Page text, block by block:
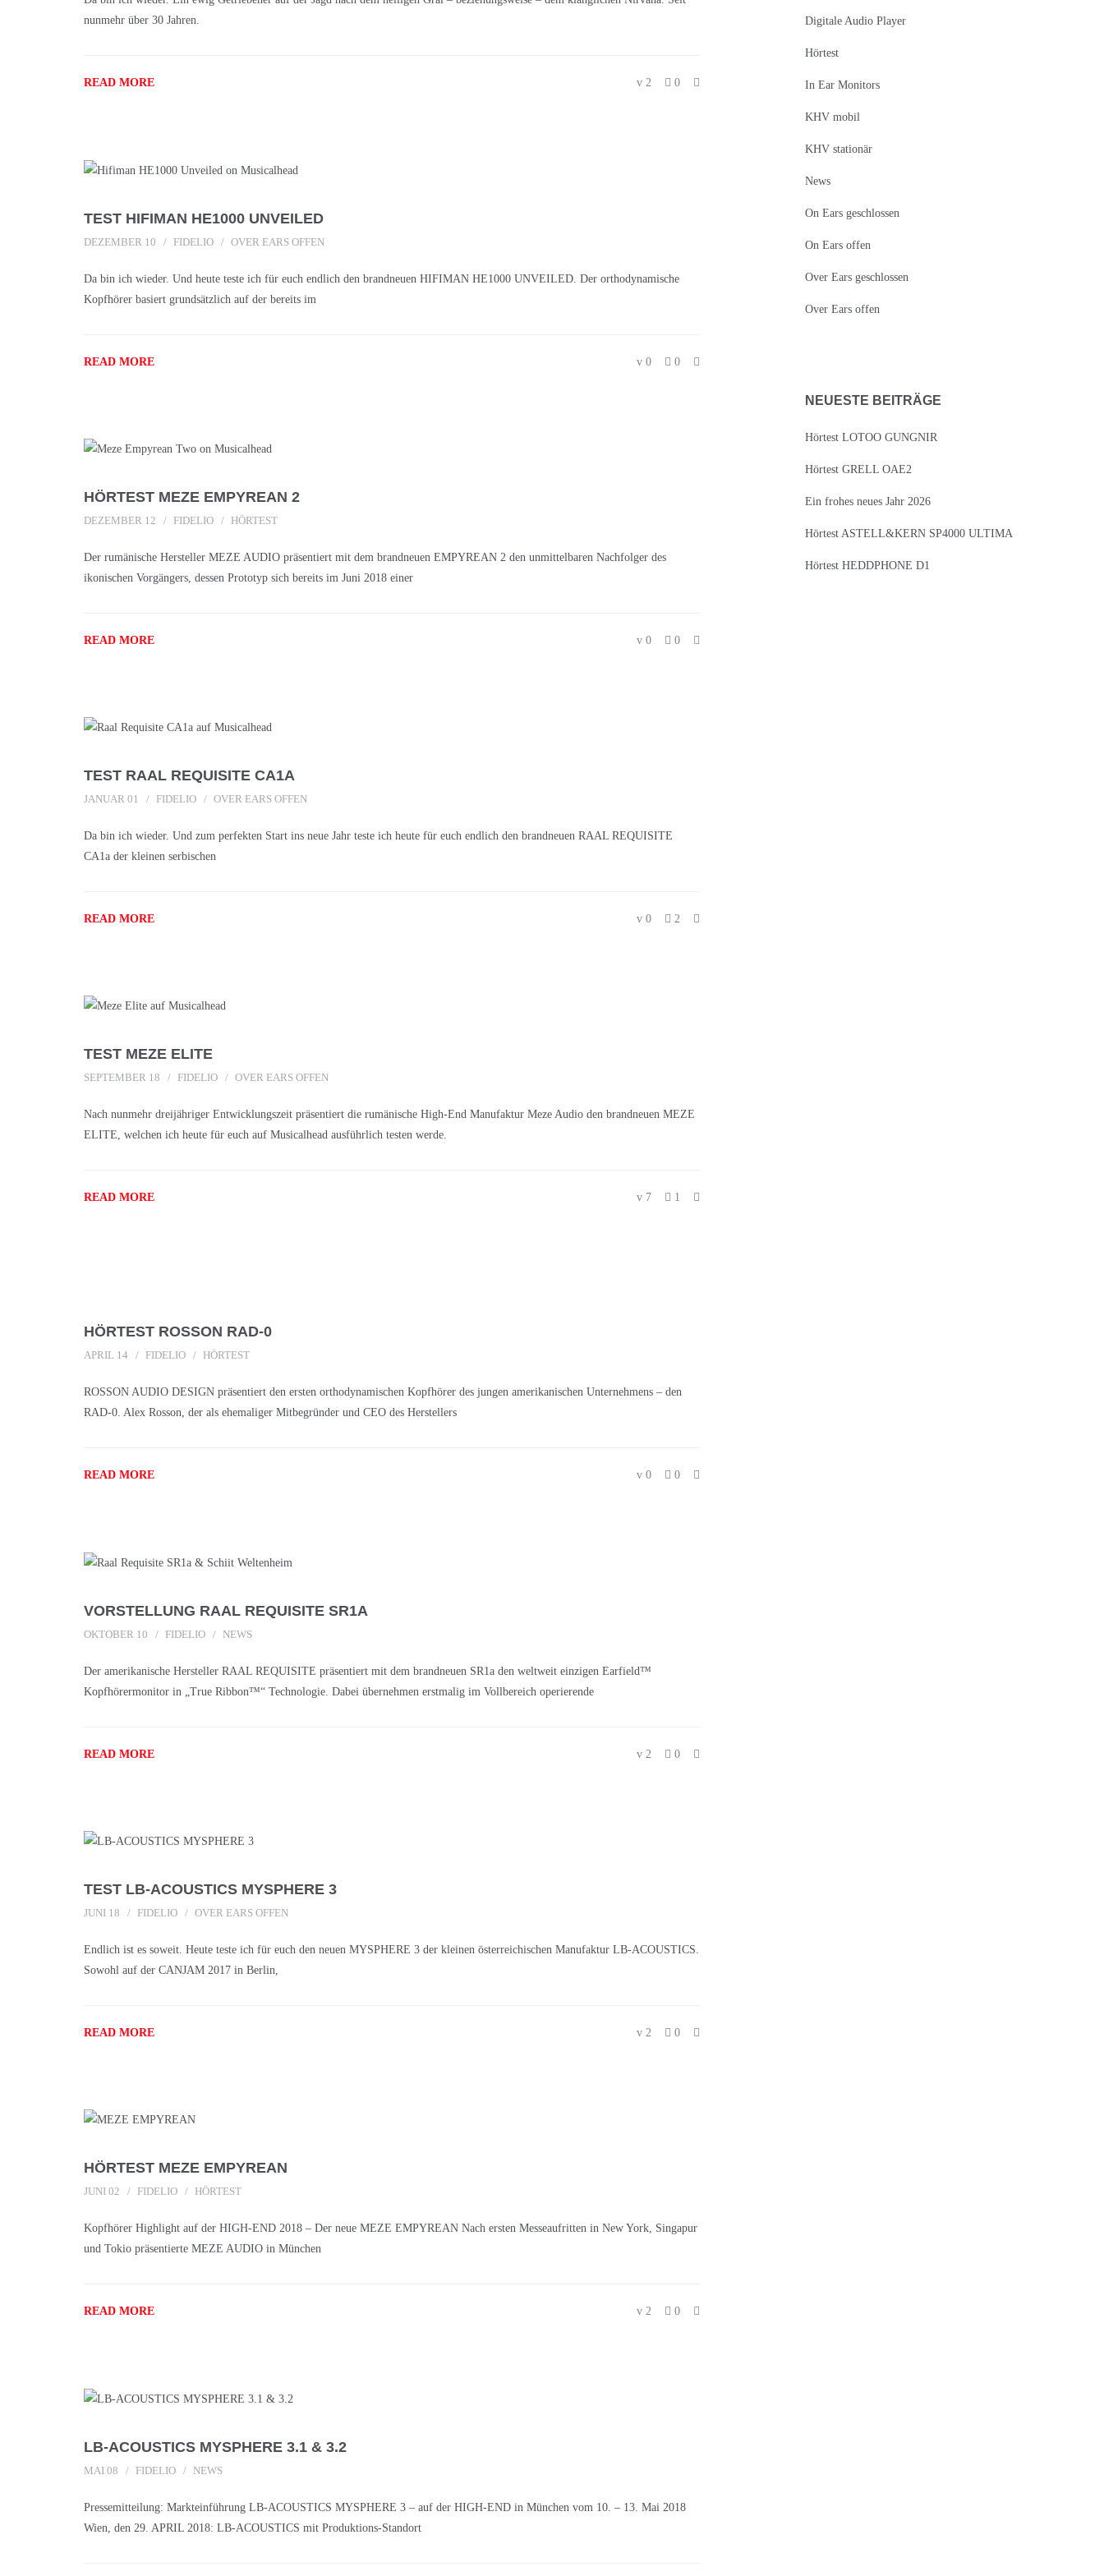
nunmehr über 30 Jahren.
READ MORE 2 0
TEST HIFIMAN HE1000 UNVEILED
DEZEMBER 10 FIDELIO OVER EARS OFFEN
Da bin ich wieder. Und heute teste ich für euch endlich den brandneuen HIFIMAN HE1000 UNVEILED. Der orthodynamische
Kopfhörer basiert grundsätzlich auf der bereits im
READ MORE 0 0
HÖRTEST MEZE EMPYREAN 2
DEZEMBER 12 FIDELIO HÖRTEST
Der rumänische Hersteller MEZE AUDIO präsentiert mit dem brandneuen EMPYREAN 2 den unmittelbaren Nachfolger des
ikonischen Vorgängers, dessen Prototyp sich bereits im Juni 2018 einer
READ MORE 0 0
TEST RAAL REQUISITE CA1A
JANUAR 01 FIDELIO OVER EARS OFFEN
Da bin ich wieder. Und zum perfekten Start ins neue Jahr teste ich heute für euch endlich den brandneuen RAAL REQUISITE
CA1a der kleinen serbischen
READ MORE 0 2
TEST MEZE ELITE
SEPTEMBER 18 FIDELIO OVER EARS OFFEN
Nach nunmehr dreijähriger Entwicklungszeit präsentiert die rumänische High-End Manufaktur Meze Audio den brandneuen MEZE
ELITE, welchen ich heute für euch auf Musicalhead ausführlich testen werde.
READ MORE 7 1
HÖRTEST ROSSON RAD-0
APRIL 14 FIDELIO HÖRTEST
ROSSON AUDIO DESIGN präsentiert den ersten orthodynamischen Kopfhörer des jungen amerikanischen Unternehmens – den
RAD-0. Alex Rosson, der als ehemaliger Mitbegründer und CEO des Herstellers
READ MORE 0 0
VORSTELLUNG RAAL REQUISITE SR1A
OKTOBER 10 FIDELIO NEWS
Der amerikanische Hersteller RAAL REQUISITE präsentiert mit dem brandneuen SR1a den weltweit einzigen Earfield™
Kopfhörermonitor in „True Ribbon™“ Technologie. Dabei übernehmen erstmalig im Vollbereich operierende
READ MORE 2 0
TEST LB-ACOUSTICS MYSPHERE 3
JUNI 18 FIDELIO OVER EARS OFFEN
Endlich ist es soweit. Heute teste ich für euch den neuen MYSPHERE 3 der kleinen österreichischen Manufaktur LB-ACOUSTICS.
Sowohl auf der CANJAM 2017 in Berlin,
READ MORE 2 0
HÖRTEST MEZE EMPYREAN
JUNI 02 FIDELIO HÖRTEST
Kopfhörer Highlight auf der HIGH-END 2018 – Der neue MEZE EMPYREAN Nach ersten Messeaufritten in New York, Singapur
und Tokio präsentierte MEZE AUDIO in München
READ MORE 2 0
LB-ACOUSTICS MYSPHERE 3.1 & 3.2
MAI 08 FIDELIO NEWS
Pressemitteilung: Markteinführung LB-ACOUSTICS MYSPHERE 3 – auf der HIGH-END in München vom 10. – 13. Mai 2018
Wien, den 29. APRIL 2018: LB-ACOUSTICS mit Produktions-Standort
Digitale Audio Player
Hörtest
In Ear Monitors
KHV mobil
KHV stationär
News
On Ears geschlossen
On Ears offen
Over Ears geschlossen
Over Ears offen
NEUESTE BEITRÄGE
Hörtest LOTOO GUNGNIR
Hörtest GRELL OAE2
Ein frohes neues Jahr 2026
Hörtest ASTELL&KERN SP4000 ULTIMA
Hörtest HEDDPHONE D1